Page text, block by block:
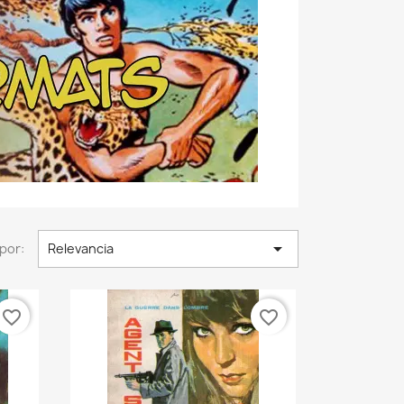
Relevancia 
favorite_border favorite_border